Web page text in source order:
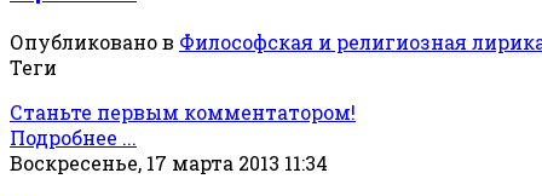
Опубликовано в Философская и религиозная
Теги
Станьте первым комментатором!
Подробнее ...
Воскресенье, 17 марта 2013 11:34